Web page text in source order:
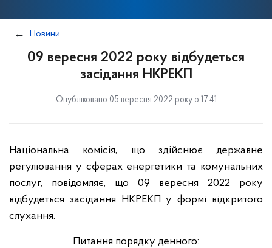
Новини
09 вересня 2022 року відбудеться
засідання НКРЕКП
Опубліковано 05 вересня 2022 року о 17:41
Національна комісія, що здійснює державне
регулювання у сферах енергетики та комунальних
послуг, повідомляє, що 09 вересня 2022 року
відбудеться засідання НКРЕКП у формі відкритого
слухання.
Питання порядку денного: